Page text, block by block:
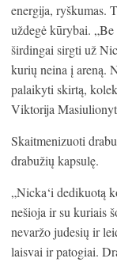
energija, ryškumas.
uždegė kūrybai.
širdingai sirgti už
kurių neina į areną.
palaikyti skirtą,
Viktorija
Skaitmenizuoti
drabužių kapsulę.
„Nicka‘i dedikuotą
nešioja ir su kuriais
nevaržo judesių ir
laisvai ir patogiai.